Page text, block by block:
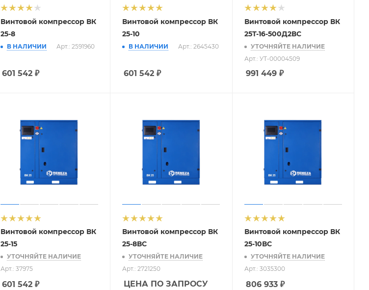
Винтовой компрессор ВК
25-8
В НАЛИЧИИ Арт.: 2591960
601 542₽
Винтовой компрессор ВК
25-10
В НАЛИЧИИ Арт.: 2645430
601 542 ₽
Винтовой компрессор ВК
25Т-16-500Д2ВС
УТОЧНЯЙТЕ НАЛИЧИЕ
Арт.: УТ-00004509
991 449₽
Винтовой компрессор ВК
25-15
УТОЧНЯЙТЕ НАЛИЧИЕ
Арт.: 37975
601 542₽
Винтовой компрессор ВК
25-8ВС
УТОЧНЯЙТЕ НАЛИЧИЕ
Арт.: 2721250
ЦЕНА ПО ЗАПРОСУ
Винтовой компрессор ВК
25-10ВС
УТОЧНЯЙТЕ НАЛИЧИЕ
Арт.: 3035300
806 933₽